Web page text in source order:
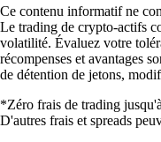
Ce contenu informatif ne
Le trading de crypto-actifs
volatilité. Évaluez votre
récompenses et avantages
de détention de jetons,
*Zéro frais de trading
D'autres frais et spreads